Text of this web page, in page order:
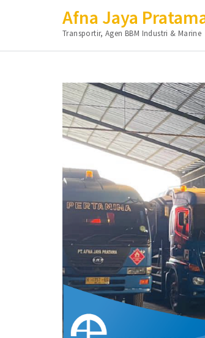
Afna Jaya
Transportir, Agen BBM Industri & Marine